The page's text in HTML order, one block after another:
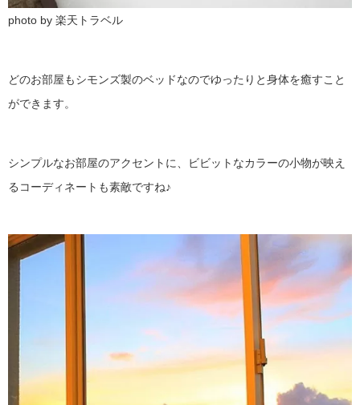
photo by 楽天トラベル
どのお部屋もシモンズ製のベッドなのでゆったりと身体を癒すこと
ができます。
シンプルなお部屋のアクセントに、ビビットなカラーの小物が映え
るコーディネートも素敵ですね♪